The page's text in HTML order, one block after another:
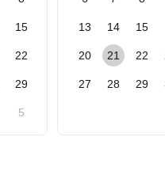
15
22
29
5
13 14 15
20 21 22
27 28 29